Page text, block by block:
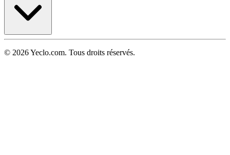
© 2026 Yeclo.com. Tous droits réservés.